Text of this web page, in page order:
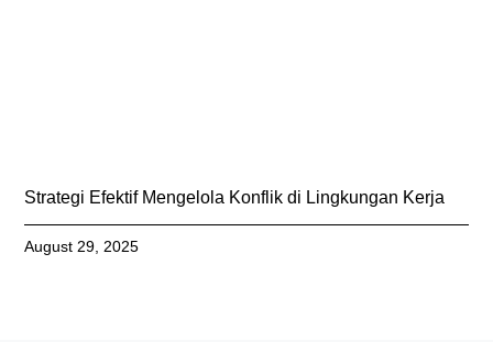
Strategi Efektif Mengelola Konflik di Lingkungan Kerja
August 29, 2025